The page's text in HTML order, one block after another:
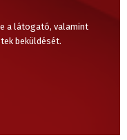
a látogató, valamint
beküldését.